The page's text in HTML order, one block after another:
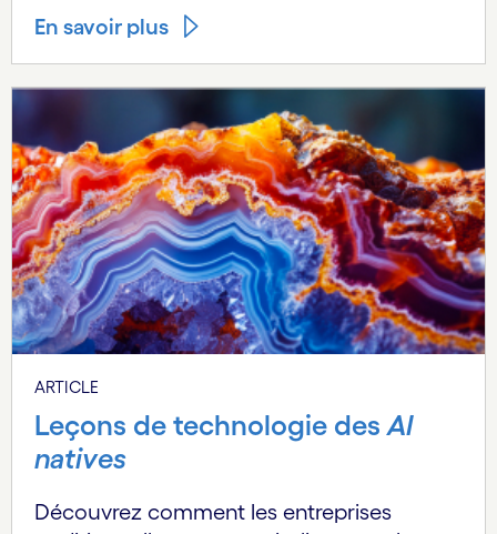
En savoir plus
ARTICLE
Leçons de technologie desAI
natives
Découvrez comment les entreprises